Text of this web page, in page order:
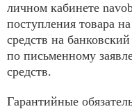
личном кабинете
поступления товара
средств на
по письменному
средств.
Гарантийные